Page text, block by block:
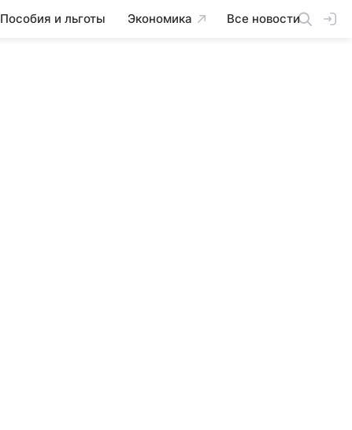
Пособия и льготы Экономика Все новости